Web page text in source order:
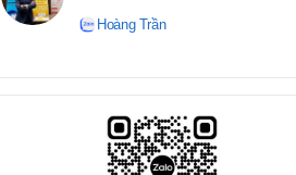
Hoàng Trần